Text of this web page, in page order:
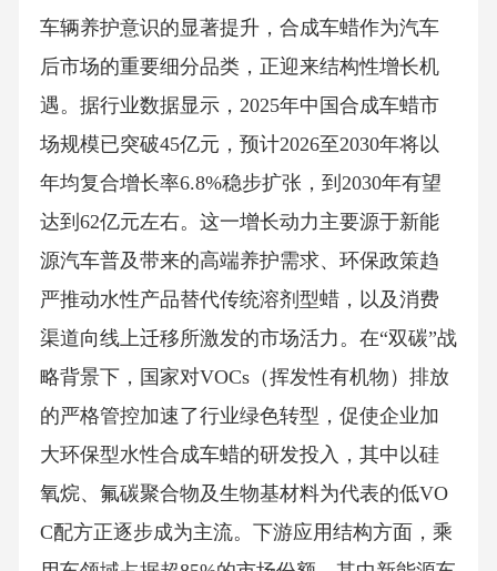
车辆养护意识的显著提升，合成车蜡作为汽车
后市场的重要细分品类，正迎来结构性增长机
遇。据行业数据显示，2025年中国合成车蜡市
场规模已突破45亿元，预计2026至2030年将以
年均复合增长率6.8%稳步扩张，到2030年有望
达到62亿元左右。这一增长动力主要源于新能
源汽车普及带来的高端养护需求、环保政策趋
严推动水性产品替代传统溶剂型蜡，以及消费
渠道向线上迁移所激发的市场活力。在“双碳”战
略背景下，国家对VOCs（挥发性有机物）排放
的严格管控加速了行业绿色转型，促使企业加
大环保型水性合成车蜡的研发投入，其中以硅
氧烷、氟碳聚合物及生物基材料为代表的低VO
C配方正逐步成为主流。下游应用结构方面，乘